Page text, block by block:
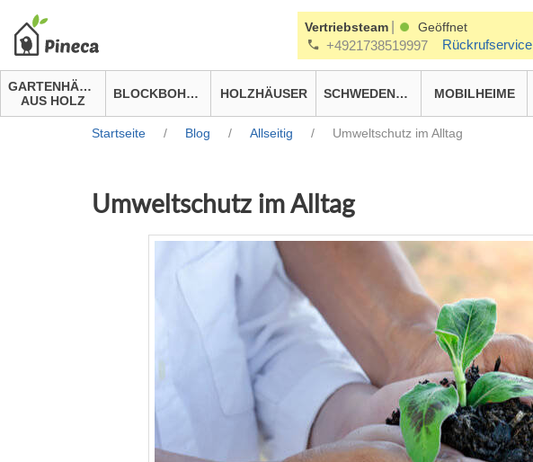
Vertriebsteam Geöffnet
+4921738519997 Rückrufservice
GARTENHÄUSER
AUS HOLZ
BLOCKBOHLENHÄUSER HOLZHÄUSER SCHWEDENHÄUSER MOBILHEIME
Startseite / Blog / Allseitig / Umweltschutz im Alltag
Umweltschutz im Alltag